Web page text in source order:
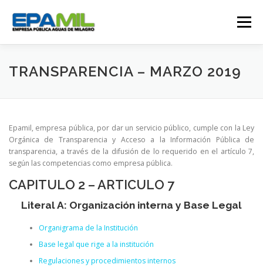
contenido
Menú
CONÓCENOS CONTÁCTENOS
GESTIÓN OPERATIVA CAMPAÑAS
TRANSPARENCIA – MARZO 2019
Epamil, empresa pública, por dar un servicio público, cumple con la Ley
Orgánica de Transparencia y Acceso a la Información Pública de
transparencia, a través de la difusión de lo requerido en el artículo 7,
según las competencias como empresa pública.
CAPITULO 2 – ARTICULO 7
Literal A: Organización interna y Base Legal
Organigrama de la Institución
Base legal que rige a la institución
Regulaciones y procedimientos internos